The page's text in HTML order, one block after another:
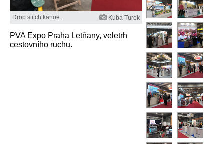
Drop stitch kanoe. Kuba Turek
PVA Expo Praha Letňany, veletrh
cestovního ruchu.